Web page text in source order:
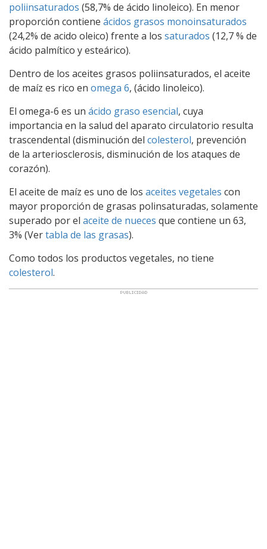
poliinsaturados (58,7% de ácido linoleico). En menor
proporción contiene ácidos grasos monoinsaturados
(24,2% de acido oleico) frente a los saturados (12,7 % de
ácido palmítico y esteárico).
Dentro de los aceites grasos poliinsaturados, el aceite
de maíz es rico en omega 6, (ácido linoleico).
El omega-6 es un ácido graso esencial, cuya
importancia en la salud del aparato circulatorio resulta
trascendental (disminución del colesterol, prevención
de la arteriosclerosis, disminución de los ataques de
corazón).
El aceite de maíz es uno de los aceites vegetales con
mayor proporción de grasas polinsaturadas, solamente
superado por el aceite de nueces que contiene un 63,
3% (Vertabla de las grasas).
Como todos los productos vegetales, no tiene
colesterol.